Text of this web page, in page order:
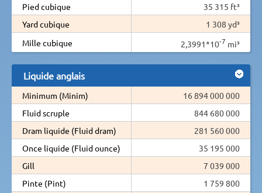
Pied cubique
35 315 ft³
Yard cubique
1 308 yd³
Mille cubique
2,3991*10-7 mi³
Liquide anglais
Minimum (Minim)
16 894 000 000
Fluid scruple
844 680 000
Dram liquide (Fluid dram)
281 560 000
Once liquide (Fluid ounce)
35 195 000
Gill
7 039 000
Pinte (Pint)
1 759 800